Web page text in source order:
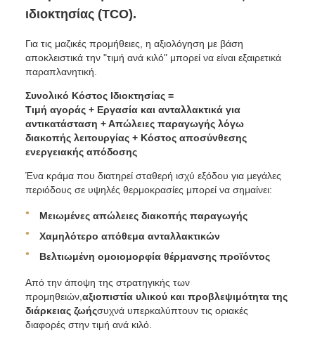
ιδιοκτησίας (TCO).
Για τις μαζικές προμήθειες, η αξιολόγηση με βάση
αποκλειστικά την "τιμή ανά κιλό" μπορεί να είναι εξαιρετικά
παραπλανητική.
Συνολικό Κόστος Ιδιοκτησίας =
Τιμή αγοράς + Εργασία και ανταλλακτικά για
αντικατάσταση + Απώλειες παραγωγής λόγω
διακοπής λειτουργίας + Κόστος αποσύνθεσης
ενεργειακής απόδοσης
Ένα κράμα που διατηρεί σταθερή ισχύ εξόδου για μεγάλες
περιόδους σε υψηλές θερμοκρασίες μπορεί να σημαίνει:
Μειωμένες απώλειες διακοπής παραγωγής
Χαμηλότερο απόθεμα ανταλλακτικών
Βελτιωμένη ομοιομορφία θέρμανσης προϊόντος
Από την άποψη της στρατηγικής των
προμηθειών,αξιοπιστία υλικού και προβλεψιμότητα της
διάρκειας ζωήςσυχνά υπερκαλύπτουν τις οριακές
διαφορές στην τιμή ανά κιλό.